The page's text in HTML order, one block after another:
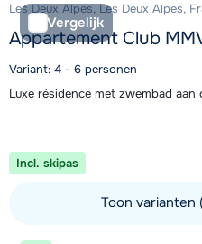
Vergelijk
Les Deux Alpes, Les Deux Alpes,
Appartement Club
Variant: 4 - 6 personen
Luxe résidence met zwembad
Incl. skipas
Toon varianten
Bekijk accommodatie